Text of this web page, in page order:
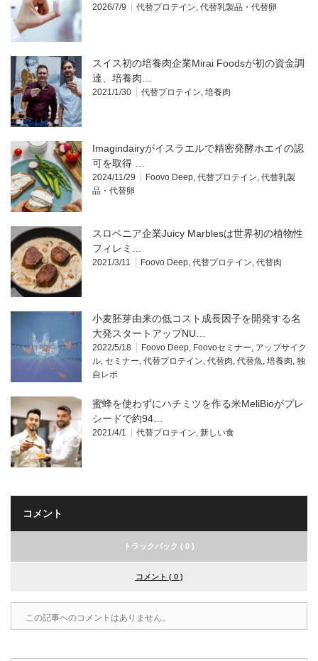
2026/7/9 代替プロテイン, 代替乳製品・代替卵
スイス初の培養肉企業Mirai Foodsが初の資金調
達、培養肉…
2021/1/30 代替プロテイン, 培養肉
Imagindairyがイスラエルで精密発酵ホエイの認
可を取得 …
2024/11/29 Foovo Deep, 代替プロテイン, 代替乳製
品・代替卵
スロベニア企業Juicy Marblesは世界初の植物性
フィレミ…
2021/3/11 Foovo Deep, 代替プロテイン, 代替肉
小麦胚芽由来の低コスト成長因子を開発する名
大発スタートアップNU…
2022/5/18 Foovo Deep, Foovoセミナー, アップサイク
ル, セミナー, 代替プロテイン, 代替肉, 代替魚, 培養肉, 独
自レポ
蜜蜂を使わずにハチミツを作る米MeliBioがプレ
シードで約94…
2021/4/1 代替プロテイン, 新しい食
コメント
トラックバック ( 0 )
コメント ( 0 )
この記事へのコメントはありません。